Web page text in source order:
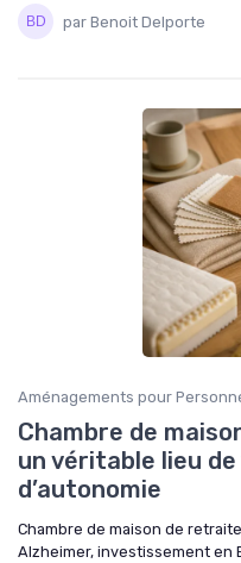
par Benoit Delporte
Aménagements pour
Chambre de
un véritable lieu
d’autonomie
Chambre de maison de
Alzheimer, investissement en